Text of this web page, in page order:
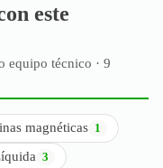
este
equipo técnico · 9
magnéticas 1
3